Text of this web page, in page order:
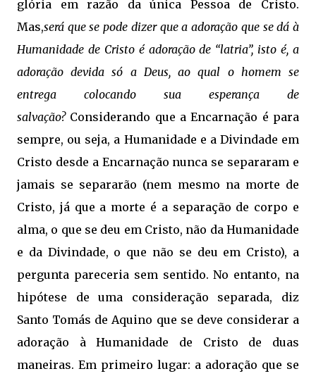
glória em razão da única Pessoa de Cristo.
Mas,será que se pode dizer que a adoração que se dá à
Humanidade de Cristo é adoração de “latria”, isto é, a
adoração devida só a Deus, ao qual o homem se
entrega colocando sua esperança de
salvação?Considerando que a Encarnação é para
sempre, ou seja, a Humanidade e a Divindade em
Cristo desde a Encarnação nunca se separaram e
jamais se separarão (nem mesmo na morte de
Cristo, já que a morte é a separação de corpo e
alma, o que se deu em Cristo, não da Humanidade
e da Divindade, o que não se deu em Cristo), a
pergunta pareceria sem sentido. No entanto, na
hipótese de uma consideração separada, diz
Santo Tomás de Aquino que se deve considerar a
adoração à Humanidade de Cristo de duas
maneiras. Em primeiro lugar: a adoração que se